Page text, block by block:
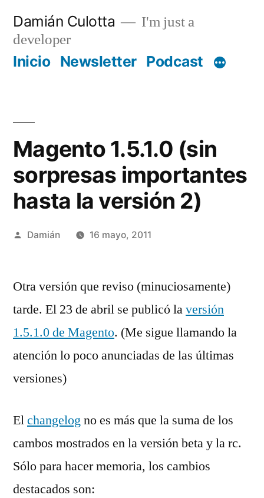
contenido
Damián Culotta
I'm just a
developer
Inicio Newsletter Podcast
Magento 1.5.1.0 (sin
sorpresas importantes
hasta la versión 2)
Publicado
Damián 16 mayo, 2011
Otra versión que reviso (minuciosamente)
tarde. El 23 de abril se publicó laversión
1.5.1.0 de Magento. (Me sigue llamando la
atención lo poco anunciadas de las últimas
versiones)
Elchangelog no es más que la suma de los
cambos mostrados en la versión beta y la rc.
Sólo para hacer memoria, los cambios
destacados son: